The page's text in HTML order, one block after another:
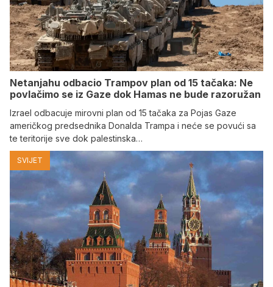
Netanjahu odbacio Trampov plan od 15 tačaka: Ne
povlačimo se iz Gaze dok Hamas ne bude razoružan
Izrael odbacuje mirovni plan od 15 tačaka za Pojas Gaze
američkog predsednika Donalda Trampa i neće se povući sa
te teritorije sve dok palestinska…
SVIJET